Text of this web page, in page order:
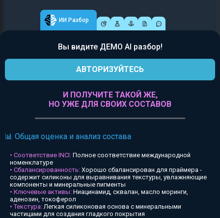
ИИ Разбор
Вы видите ДЕМО AI разбор!
АВТОРИЗУЙТЕСЬ
И ПОЛУЧИТЕ ТАКОЙ ЖЕ,
НО УЖЕ ДЛЯ СВОИХ СОСТАВОВ
📊 Общая оценка и анализ состава
• Соответствие INCI: Полное соответствие международной
номенклатуре
• Сбалансированность: Хорошо сбалансирован для праймера -
содержит силиконы для выравнивания текстуры, увлажняющие
компоненты и минеральные пигменты
• Ключевые активы: Ниацинамид, сквалан, масло моринги,
аденозин, токоферол
• Текстура:Легкая силиконовая основа с минеральными
частицами для создания гладкого покрытия